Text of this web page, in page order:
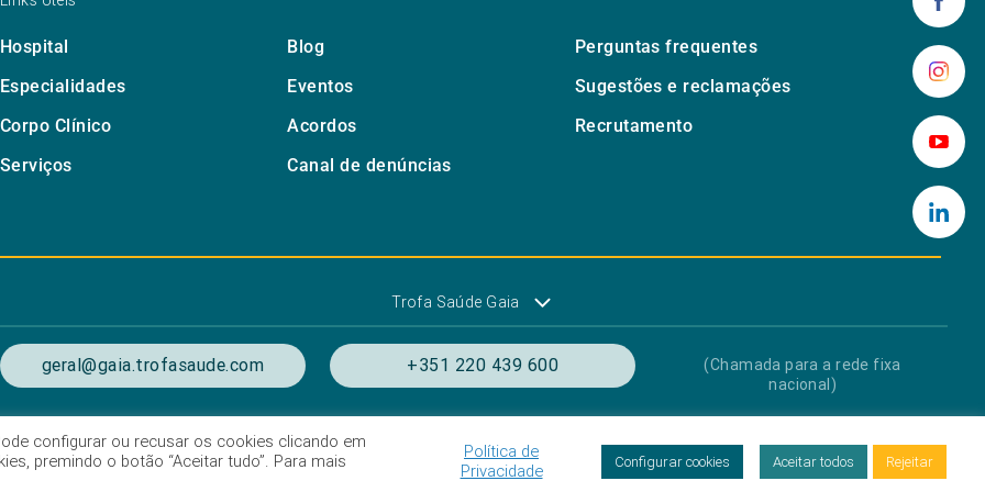
Hospital Blog
Perguntas frequentes
Especialidades
Eventos
Sugestões e reclamações
Corpo Clínico
Acordos
Recrutamento
Serviços
Canal de denúncias
Trofa Saúde Gaia
geral@gaia.trofasaude.com +351 220 439 600
(Chamada para a rede fixa
nacional)
de utilização Listagem das Unidades Hospitalares Proteção de dados
Livro de Reclamações
configurar ou recusar os cookies clicando em
premindo o botão “Aceitar tudo”. Para mais
Política de
Privacidade
Configurar cookies Aceitar todos Rejeitar